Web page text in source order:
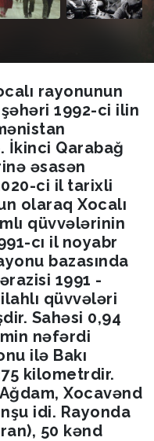
rayonunun
1992-ci ilin
İkinci Qarabağ
əsasən
ci il tarixli
olaraq Xocalı
qüvvələrinin
cı il noyabr
bazasında
1991 -
qüvvələri
Sahəsi 0,94
nəfərdi
ilə Bakı
kilometrdir.
Xocavənd
idi. Rayonda
50 kənd